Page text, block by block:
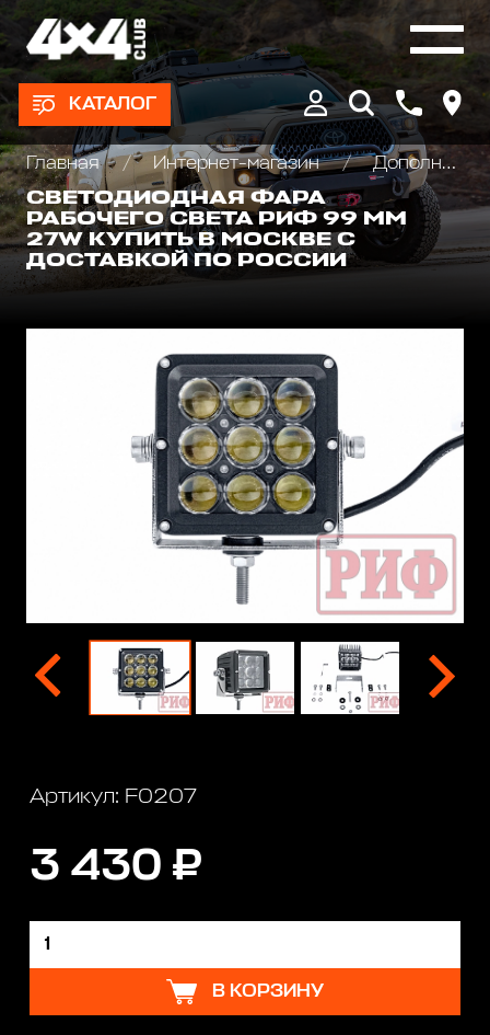
КАТАЛОГ
Главная Интернет-магазин
Дополнительные фары : Светодиодные, Галогеновые , Ксеноновые
СВЕТОДИОДНАЯ ФАРА
РАБОЧЕГО СВЕТА РИФ 99 ММ
27W КУПИТЬ В МОСКВЕ С
ДОСТАВКОЙ ПО РОССИИ
Артикул: F0207
3 430 ₽
В КОРЗИНУ